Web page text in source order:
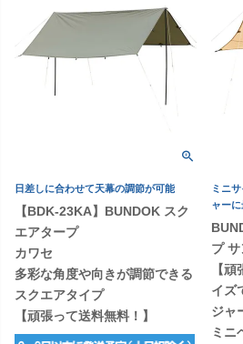
日差しに合わせて天幕の調節が可能
【BDK-23KA】BUNDOK スク
エアタープ
カワセ
多彩な角度や向きが調節できる
スクエアタイプ
【頑張って送料無料！】
ミニ
ャーに
プ
【
イズ
ジャ
ミニ